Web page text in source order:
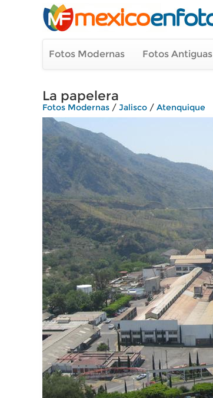
Fotos Modernas Fotos Antiguas
La papelera
Fotos Modernas / Jalisco / Atenquique